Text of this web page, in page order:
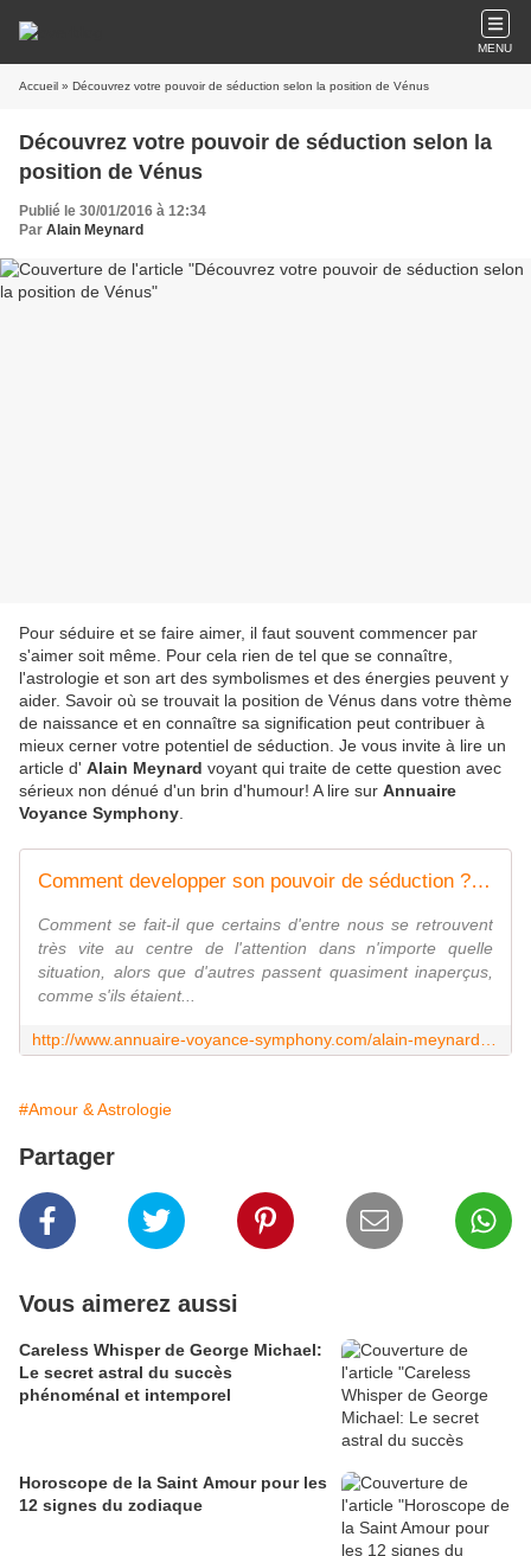
MENU
Accueil » Découvrez votre pouvoir de séduction selon la position de Vénus
Découvrez votre pouvoir de séduction selon la
position de Vénus
Publié le 30/01/2016 à 12:34
Par Alain Meynard
Pour séduire et se faire aimer, il faut souvent commencer par
s'aimer soit même. Pour cela rien de tel que se connaître,
l'astrologie et son art des symbolismes et des énergies peuvent y
aider. Savoir où se trouvait la position de Vénus dans votre thème
de naissance et en connaître sa signification peut contribuer à
mieux cerner votre potentiel de séduction. Je vous invite à lire un
article d' Alain Meynard voyant qui traite de cette question avec
sérieux non dénué d'un brin d'humour! A lire sur Annuaire
Voyance Symphony
Comment developper son pouvoir de séduction ? - Par Alain Meynard
Comment se fait-il que certains d'entre nous se retrouvent
très vite au centre de l'attention dans n'importe quelle
situation, alors que d'autres passent quasiment inaperçus,
comme s'ils étaient...
#Amour & Astrologie
Partager
Vous aimerez aussi
Careless Whisper de George Michael:
Le secret astral du succès
phénoménal et intemporel
Horoscope de la Saint Amour pour les
12 signes du zodiaque